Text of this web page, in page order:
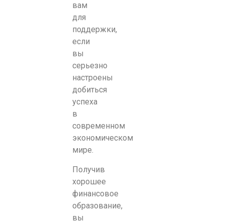
вам
для
поддержки,
если
вы
серьезно
настроены
добиться
успеха
в
современном
экономическом
мире.
Получив
хорошее
финансовое
образование,
вы